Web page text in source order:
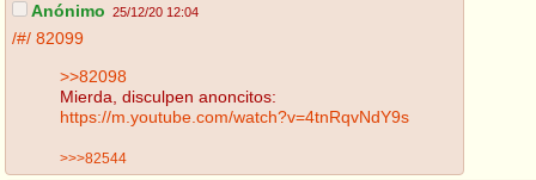
Anónimo 25/12/20 12:04
/#/ 82099
>>82098
Mierda, disculpen anoncitos:
https://m.youtube.com/watch?v=4tnRqvNdY9s
>>>82544